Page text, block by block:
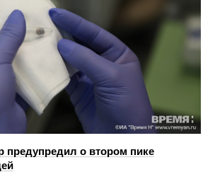
предупредил о втором пике